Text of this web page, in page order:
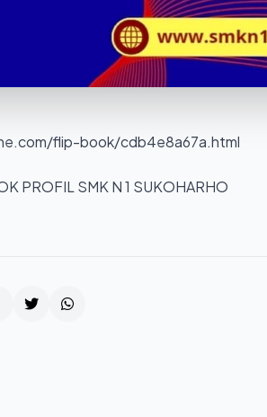
flip-book/cdb4e8a67a.html
PROFIL SMK N 1 SUKOHARHO